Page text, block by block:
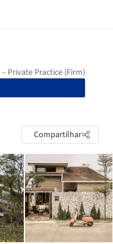
Compartilhar